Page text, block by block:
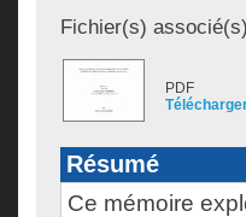
Fichier(s)
PDF
Résumé
Ce mémoire